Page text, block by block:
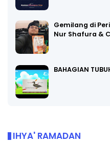
Gemilang di
Nur Shafura &
BAHAGIAN
IHYA' RAMADAN